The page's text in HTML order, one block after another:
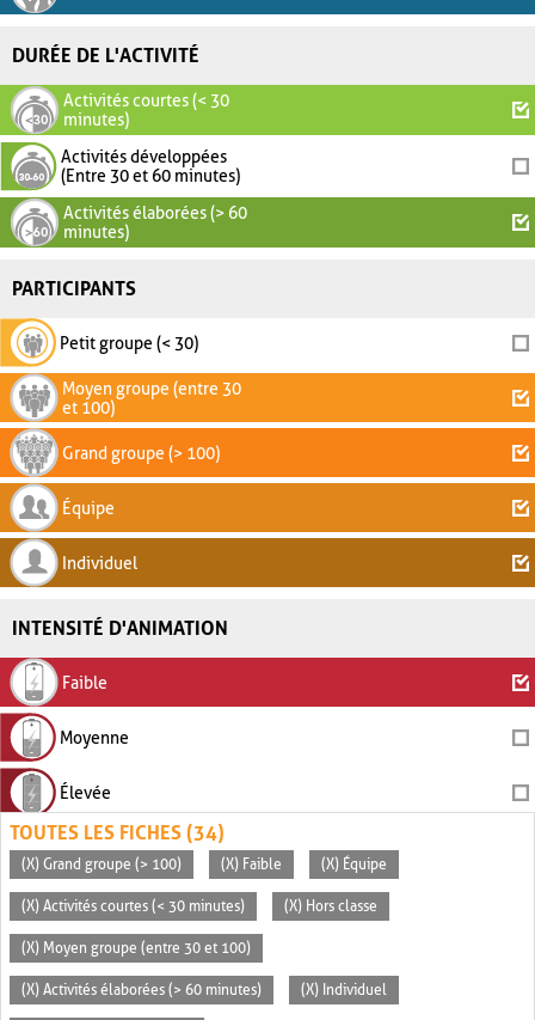
DURÉE DE L'ACTIVITÉ
Activités courtes (< 30
minutes)
Activités développées
(Entre 30 et 60 minutes)
Activités élaborées (> 60
minutes)
PARTICIPANTS
Petit groupe (< 30)
Moyen groupe (entre 30
et 100)
Grand groupe (> 100)
Équipe
Individuel
INTENSITÉ D'ANIMATION
Faible
Moyenne
Élevée
TOUTES LES FICHES (34)
(X) Grand groupe (> 100) (X) Faible (X) Équipe
(X) Activités courtes (< 30 minutes) (X) Hors classe
(X) Moyen groupe (entre 30 et 100)
(X) Activités élaborées (> 60 minutes) (X) Individuel